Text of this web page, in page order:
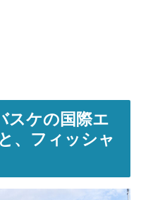
ケの国際エ
、フィッシャ